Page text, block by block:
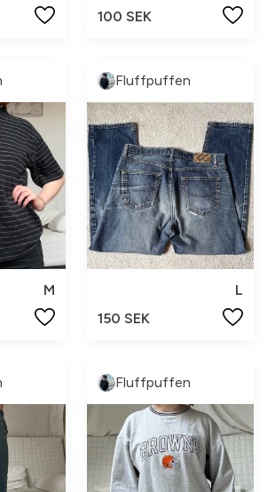
100 SEK
M
Fluffpuffen
L
150 SEK
Fluffpuffen